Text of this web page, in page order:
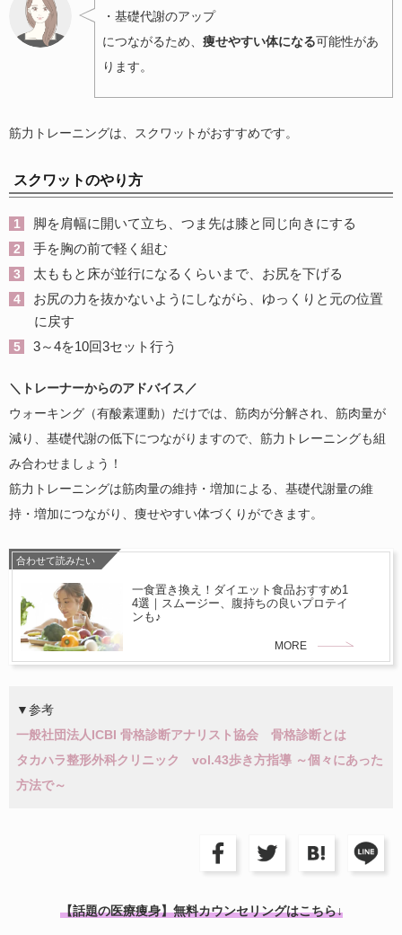
・基礎代謝のアップ
につながるため、 痩せやすい体になる可能性があ
ります。
筋力トレーニングは、スクワットがおすすめです。
スクワットのやり方
脚を肩幅に開いて立ち、つま先は膝と同じ向きにする
手を胸の前で軽く組む
太ももと床が並行になるくらいまで、お尻を下げる
お尻の力を抜かないようにしながら、ゆっくりと元の位置
に戻す
3～4を10回3セット行う
＼トレーナーからのアドバイス／
ウォーキング（有酸素運動）だけでは、筋肉が分解され、筋肉量が
減り、基礎代謝の低下につながりますので、筋力トレーニングも組
み合わせましょう！
筋力トレーニングは筋肉量の維持・増加による、基礎代謝量の維
持・増加につながり、痩せやすい体づくりができます。
合わせて読みたい
一食置き換え！ダイエット食品おすすめ1
4選｜スムージー、腹持ちの良いプロテイ
ンも♪
MORE
▼参考
一般社団法人ICBI 骨格診断アナリスト協会 骨格診断とは
タカハラ整形外科クリニック vol.43歩き方指導 ～個々にあった
方法で～
【話題の医療痩身】無料カウンセリングはこちら↓